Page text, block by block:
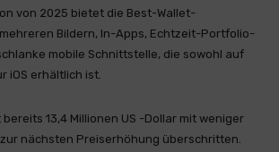
von 2025 bietet die Best-Wallet-
Bildern, In-Apps, Echtzeit-Portfolio-
mobile Schnittstelle, die sowohl auf
iOS erhältlich ist.
13,4 Millionen US -Dollar mit weniger
nächsten Preiserhöhung überschritten.